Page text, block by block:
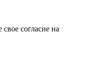
согласие на